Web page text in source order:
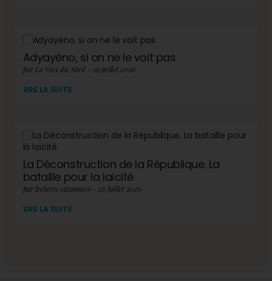
Adyayéno, si on ne le voit pas
par La Voix du Nord - 29 juillet 2026
LIRE LA SUITE
La Déconstruction de la République. La
bataille pour la laïcité
par lectures.suzannees - 28 juillet 2026
LIRE LA SUITE